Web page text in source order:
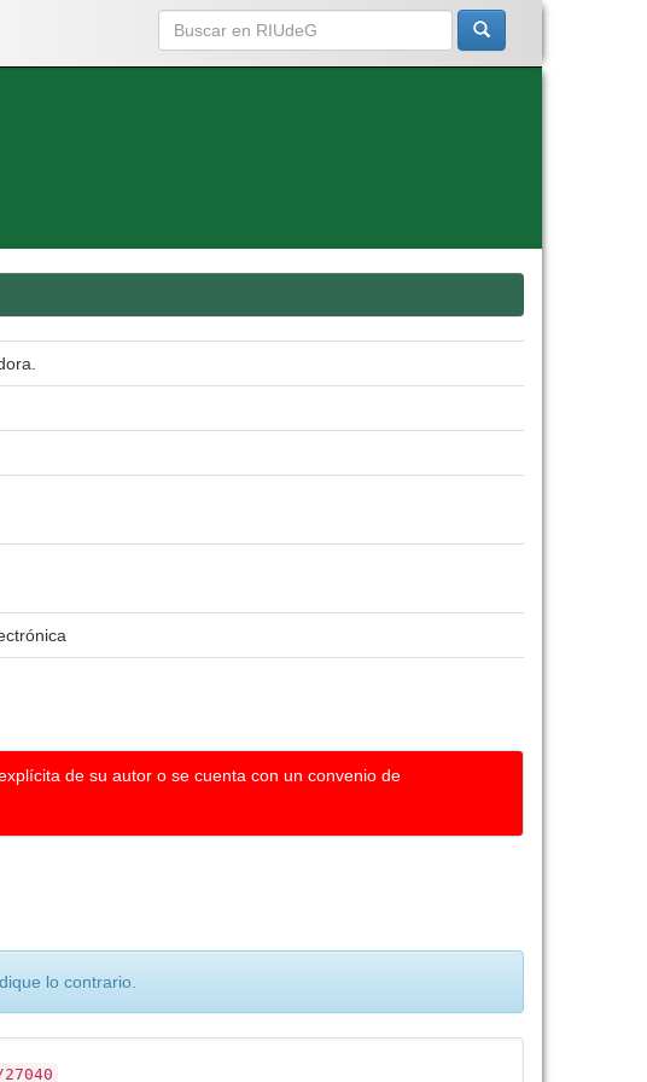
de su autor o se cuenta con un convenio de
lo contrario.